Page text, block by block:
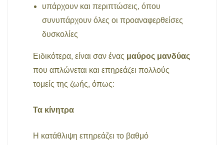
υπάρχουν και περιπτώσεις, όπου
συνυπάρχουν όλες οι προαναφερθείσες
δυσκολίες
Ειδικότερα, είναι σαν ένας μαύρος μανδύας
που απλώνεται και επηρεάζει πολλούς
τομείς της ζωής, όπως:
Τα κίνητρα
Η κατάθλιψη επηρεάζει το βαθμό